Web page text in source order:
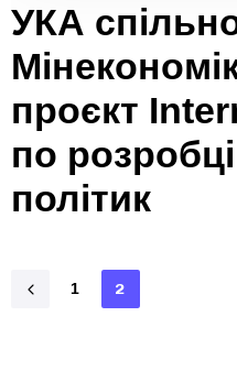
УКА
проєкт
по
політик
1 2